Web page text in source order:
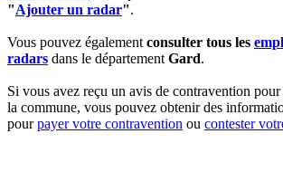
"Ajouter un radar".
Vous pouvez égalementconsulter tous les
radars dans le départementGard.
Si vous avez reçu un avis de contravention
la commune, vous pouvez obtenir des
pourpayer votre contravention ou contester